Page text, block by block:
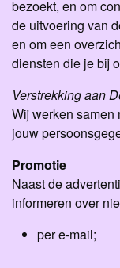
bezoekt, en om
de uitvoering van
en om een
diensten die je bij
Verstrekking aan
Wij werken samen
jouw
Promotie
Naast de
informeren over
per e-mail;